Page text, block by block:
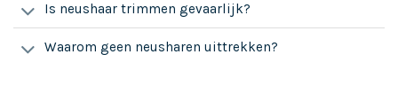
Is neushaar trimmen gevaarlijk?
Waarom geen neusharen uittrekken?